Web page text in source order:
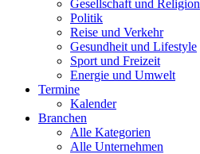
Gesellschaft und Religion
Politik
Reise und Verkehr
Gesundheit und Lifestyle
Sport und Freizeit
Energie und Umwelt
Termine
Kalender
Branchen
Alle Kategorien
Alle Unternehmen